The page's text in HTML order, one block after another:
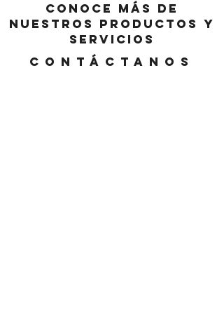
Conoce más de
nuestros productos y
servicios
Contáctanos